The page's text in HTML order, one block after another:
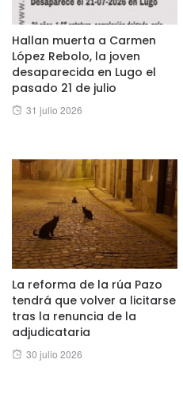
Hallan muerta a Carmen
López Rebolo, la joven
desaparecida en Lugo el
pasado 21 de julio
Posted
31 julio 2026
La reforma de la rúa Pazo
tendrá que volver a licitarse
tras la renuncia de la
adjudicataria
Posted
30 julio 2026